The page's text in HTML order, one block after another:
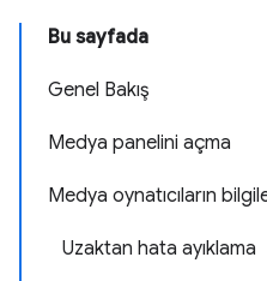
Bu sayfada
Genel Bakış
Medya panelini açma
Medya oynatıcıların
Uzaktan hata ayıklama